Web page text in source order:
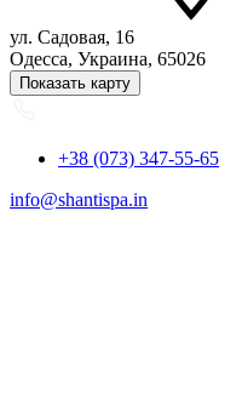
ул. Садовая, 16
Одесса, Украина, 65026
Показать карту
+38 (073) 347-55-65
info@shantispa.in